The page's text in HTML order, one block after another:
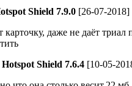
Shield 7.9.0 [26-07-2018]
карточку, даже не даёт триал
Hotspot Shield 7.6.4 [10-05-